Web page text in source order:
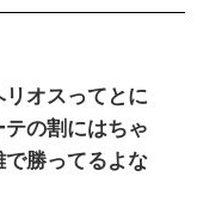
リオスってとに
の割にはちゃ
勝ってるよな